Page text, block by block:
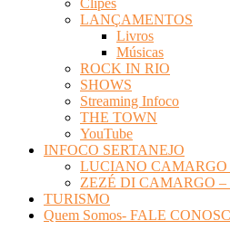
Clipes
LANÇAMENTOS
Livros
Músicas
ROCK IN RIO
SHOWS
Streaming Infoco
THE TOWN
YouTube
INFOCO SERTANEJO
LUCIANO CAMARGO
ZEZÉ DI CAMARGO –
TURISMO
Quem Somos- FALE